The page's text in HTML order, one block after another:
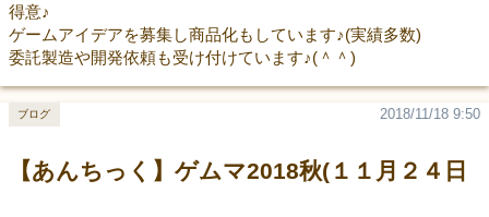
得意♪
ゲームアイデアを募集し商品化もしています♪(実績多数)
委託製造や開発依頼も受け付けています♪(＾＾)
【あんちっく】ゲムマ2018秋(１１月２４日
2018/11/18 9:50
ブログ